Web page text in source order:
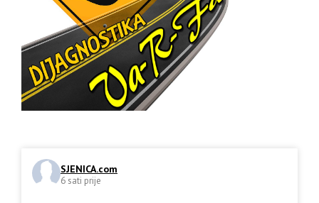
SJENICA.com
6 sati prije